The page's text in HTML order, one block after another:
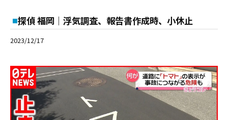
探偵 福岡｜浮気調査、報告書作成時、小休止
2023/12/17